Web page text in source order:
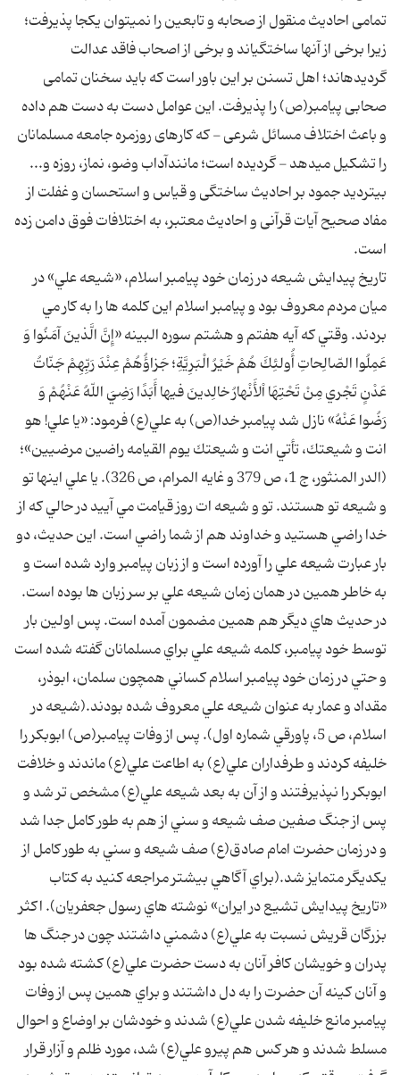
تمامى احاديث منقول از صحابه و تابعين را نمى‏توان يكجا پذيرفت؛
زيرا برخى از آنها ساختگى‏اند و برخى از اصحاب فاقد عدالت
گرديده‏اند؛ اهل تسنن بر اين باور است كه بايد سخنان تمامى
صحابى پيامبر(ص) را پذيرفت. اين عوامل دست به دست هم داده
و باعث اختلاف مسائل شرعى - كه كارهاى روزمره جامعه مسلمانان
را تشكيل مى‏دهد - گرديده است؛ مانندآداب وضو، نماز، روزه و...
بى‏ترديد جمود بر احاديث ساختگى و قياس و استحسان و غفلت از
مفاد صحيح آيات قرآنى و احاديث معتبر، به اختلافات فوق دامن زده
است.
تاريخ پيدايش شيعه در زمان خود پيامبر اسلام، «شيعه علي» در
ميان مردم معروف بود و پيامبر اسلام اين كلمه ها را به كار مي
بردند. وقتي كه آيه هفتم و هشتم سوره البينه «إِنَّ الَّذينَ آمَنُوا وَ
عَمِلُوا الصّالِحاتِ أُولئِكَ هُمْ خَيْرُ الْبَرِيَّةِ؛ جَزاؤُهُمْ عِنْدَ رَبِّهِمْ جَنّاتُ
عَدْنٍ تَجْري مِنْ تَحْتِهَا اْلأَنْهارُ خالِدينَ فيها أَبَدًا رَضِيَ اللّهُ عَنْهُمْ وَ
رَضُوا عَنْهُ» نازل شد پيامبر خدا(ص) به علي(ع) فرمود: «يا علي! هو
انت و شيعتك، تأتي انت و شيعتك يوم القيامه راضين مرضيين»؛
(الدر المنثور، ج 1، ص 379 و غايه المرام، ص 326). يا علي اينها تو
و شيعه تو هستند. تو و شيعه ات روز قيامت مي آييد در حالي كه از
خدا راضي هستيد و خداوند هم از شما راضي است. اين حديث، دو
بار عبارت شيعه علي را آورده است و از زبان پيامبر وارد شده است و
به خاطر همين در همان زمان شيعه علي بر سر زبان ها بوده است.
در حديث هاي ديگر هم همين مضمون آمده است. پس اولين بار
توسط خود پيامبر، كلمه شيعه علي براي مسلمانان گفته شده است
و حتي در زمان خود پيامبر اسلام كساني همچون سلمان، ابوذر،
مقداد و عمار به عنوان شيعه علي معروف شده بودند.(شيعه در
اسلام، ص 5، پاورقي شماره اول). پس از وفات پيامبر(ص) ابوبكر را
خليفه كردند و طرفداران علي(ع) به اطاعت علي(ع) ماندند و خلافت
ابوبكر را نپذيرفتند و از آن به بعد شيعه علي(ع) مشخص تر شد و
پس از جنگ صفين صف شيعه و سني از هم به طور كامل جدا شد
و در زمان حضرت امام صادق(ع) صف شيعه و سني به طور كامل از
يكديگر متمايز شد.(براي آگاهي بيشتر مراجعه كنيد به كتاب
«تاريخ پيدايش تشيع در ايران» نوشته هاي رسول جعفريان). اكثر
بزرگان قريش نسبت به علي(ع) دشمني داشتند چون در جنگ ها
پدران و خويشان كافر آنان به دست حضرت علي(ع) كشته شده بود
و آنان كينه آن حضرت را به دل داشتند و براي همين پس از وفات
پيامبر مانع خليفه شدن علي(ع) شدند و خودشان بر اوضاع و احوال
مسلط شدند و هر كس هم پيرو علي(ع) شد، مورد ظلم و آزار قرار